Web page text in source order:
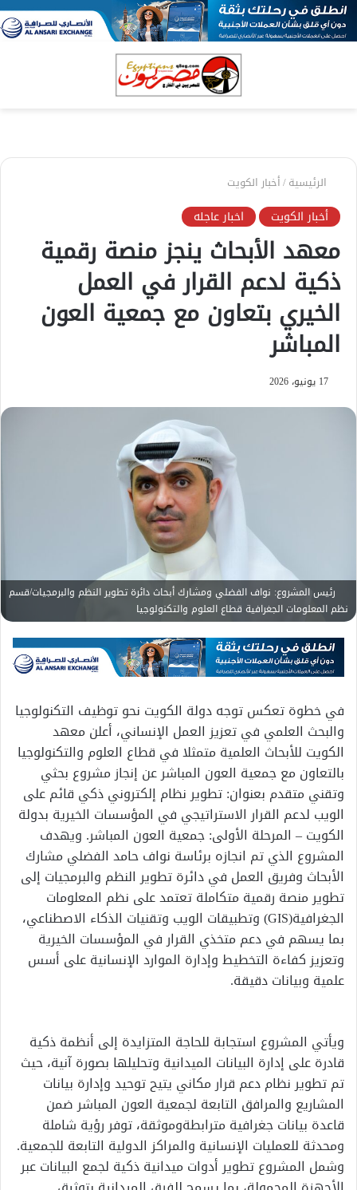
الرئيسية/أخبار الكويت
أخبار الكويت اخبار عاجله
معهد الأبحاث ينجز منصة رقمية
ذكية لدعم القرار في العمل
الخيري بتعاون مع جمعية العون
المباشر
17 يونيو، 2026
رئيس المشروع: نواف الفضلي ومشارك أبحاث دائرة تطوير النظم والبرمجيات/قسم
نظم المعلومات الجغرافية قطاع العلوم والتكنولوجيا
في خطوة تعكس توجه دولة الكويت نحو توظيف التكنولوجيا
والبحث العلمي في تعزيز العمل الإنساني، أعلن معهد
الكويت للأبحاث العلمية متمثلا في قطاع العلوم والتكنولوجيا
بالتعاون مع جمعية العون المباشر عن إنجاز مشروع بحثي
وتقني متقدم بعنوان: تطوير نظام إلكتروني ذكي قائم على
الويب لدعم القرار الاستراتيجي في المؤسسات الخيرية بدولة
الكويت – المرحلة الأولى: جمعية العون المباشر. ويهدف
المشروع الذي تم انجازه برئاسة نواف حامد الفضلي مشارك
الأبحاث وفريق العمل في دائرة تطوير النظم والبرمجيات إلى
تطوير منصة رقمية متكاملة تعتمد على نظم المعلومات
الجغرافية(GIS) وتطبيقات الويب وتقنيات الذكاء الاصطناعي،
بما يسهم في دعم متخذي القرار في المؤسسات الخيرية
وتعزيز كفاءة التخطيط وإدارة الموارد الإنسانية على أسس
علمية وبيانات دقيقة.
ويأتي المشروع استجابة للحاجة المتزايدة إلى أنظمة ذكية
قادرة على إدارة البيانات الميدانية وتحليلها بصورة آنية، حيث
تم تطوير نظام دعم قرار مكاني يتيح توحيد وإدارة بيانات
المشاريع والمرافق التابعة لجمعية العون المباشر ضمن
قاعدة بيانات جغرافية مترابطةوموثقة، توفر رؤية شاملة
ومحدثة للعمليات الإنسانية والمراكز الدولية التابعة للجمعية.
وشمل المشروع تطوير أدوات ميدانية ذكية لجمع البيانات عبر